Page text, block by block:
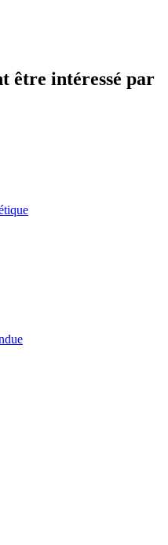
être intéressé par